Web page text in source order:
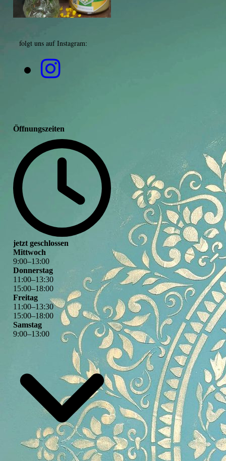
folgt uns auf Instagram:
Öffnungszeiten
jetzt geschlossen
Mittwoch
9:00–13:00
Donnerstag
11 :00–13:30
15:00–18:00
Freitag
11 :00–13:30
15:00–18:00
Samstag
9:00–13:00